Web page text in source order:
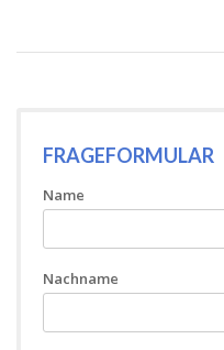
FRAGEFORMULAR
Name
Nachname